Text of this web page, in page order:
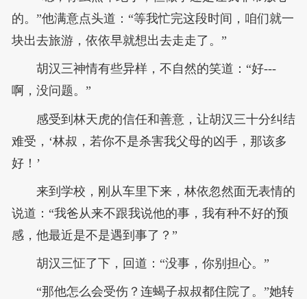
的。”他满意点头道：“等我忙完这段时间，咱们就一
块出去旅游，依依早就想出去走走了。”
胡汉三神情有些异样，不自然的笑道：“好---
啊，没问题。”
感受到林天虎的信任和善意，让胡汉三十分纠结
难受，‘林叔，若你不是杀害我父母的凶手，那该多
好！’
来到学校，刚从车里下来，林依忽然面无表情的
说道：“我爸从来不跟我说他的事，我有种不好的预
感，他最近是不是遇到事了？”
胡汉三怔了下，回道：“没事，你别担心。”
“那他怎么会受伤？连蝎子叔叔都住院了。”她转